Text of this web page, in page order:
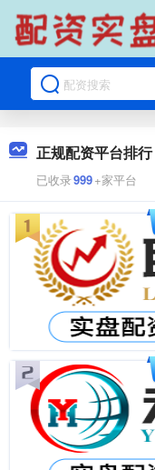
正规配资平台排行
已收录999+家平台